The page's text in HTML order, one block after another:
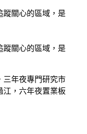
蹤關心的區域，是
蹤關心的區域，是
年夜專門研究市
江，六年夜置業板